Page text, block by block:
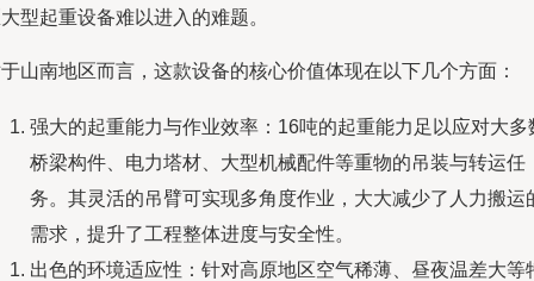
型起重设备难以进入的难题。
山南地区而言，这款设备的核心价值体现在以下几个方面：
强大的起重能力与作业效率：16吨的起重能力足以应对大多
桥梁构件、电力塔材、大型机械配件等重物的吊装与转运任
务。其灵活的吊臂可实现多角度作业，大大减少了人力搬运
需求，提升了工程整体进度与安全性。
出色的环境适应性：针对高原地区空气稀薄、昼夜温差大等